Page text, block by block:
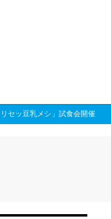
セッ豆乳メシ」試食会開催